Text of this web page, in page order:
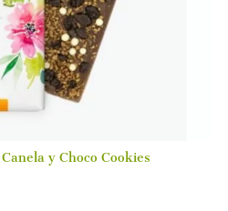
y Choco Cookies